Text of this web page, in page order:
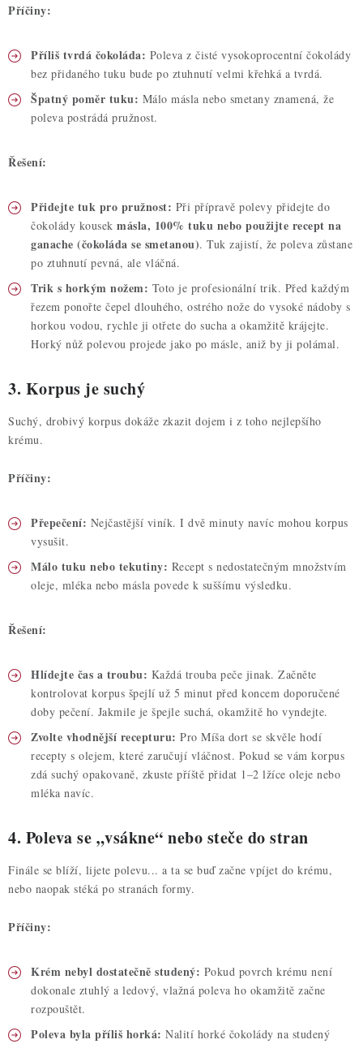
Příčiny:
Příliš tvrdá čokoláda: Poleva z čisté vysokoprocentní čokolády
bez přidaného tuku bude po ztuhnutí velmi křehká a tvrdá.
Špatný poměr tuku: Málo másla nebo smetany znamená, že
poleva postrádá pružnost.
Řešení:
Přidejte tuk pro pružnost: Při přípravě polevy přidejte do
čokolády kousek másla, 100% tuku nebo použijte recept na
ganache (čokoláda se smetanou). Tuk zajistí, že poleva zůstane
po ztuhnutí pevná, ale vláčná.
Trik s horkým nožem: Toto je profesionální trik. Před každým
řezem ponořte čepel dlouhého, ostrého nože do vysoké nádoby s
horkou vodou, rychle ji otřete do sucha a okamžitě krájejte.
Horký nůž polevou projede jako po másle, aniž by ji polámal.
3. Korpus je suchý
Suchý, drobivý korpus dokáže zkazit dojem i z toho nejlepšího
krému.
Příčiny:
Přepečení: Nejčastější viník. I dvě minuty navíc mohou korpus
vysušit.
Málo tuku nebo tekutiny: Recept s nedostatečným množstvím
oleje, mléka nebo másla povede k suššímu výsledku.
Řešení:
Hlídejte čas a troubu: Každá trouba peče jinak. Začněte
kontrolovat korpus špejlí už 5 minut před koncem doporučené
doby pečení. Jakmile je špejle suchá, okamžitě ho vyndejte.
Zvolte vhodnější recepturu: Pro Míša dort se skvěle hodí
recepty s olejem, které zaručují vláčnost. Pokud se vám korpus
zdá suchý opakovaně, zkuste příště přidat 1–2 lžíce oleje nebo
mléka navíc.
4. Poleva se „vsákne“ nebo steče do stran
Finále se blíží, lijete polevu... a ta se buď začne vpíjet do krému,
nebo naopak stéká po stranách formy.
Příčiny:
Krém nebyl dostatečně studený: Pokud povrch krému není
dokonale ztuhlý a ledový, vlažná poleva ho okamžitě začne
rozpouštět.
Poleva byla příliš horká: Nalití horké čokolády na studený